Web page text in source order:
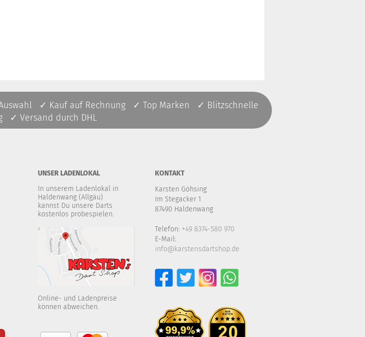
✓ Kauf auf Rechnung ✓ Top Marken ✓ Blitzschnelle
✓ Versand durch DHL
UNSER LADENLOKAL
In unserem Ladenlokal in
Haldenwang (Allgäu)
kannst Du unsere Darts
kostenlos probespielen.
Online- und Ladenpreise
können abweichen.
KONTAKT
Karsten Göhsing
Im Stegacker 1
87490 Haldenwang
Telefon: +49 8374-580 970
E-Mail:
info@karstensdartshop.de